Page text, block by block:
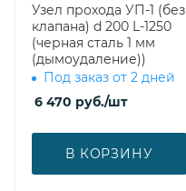
Узел прохода УП-1 (без
клапана) d 200 L-1250
(черная сталь 1 мм
(дымоудаление))
Под заказ от 2 дней
6 470 руб./шт
В КОРЗИНУ